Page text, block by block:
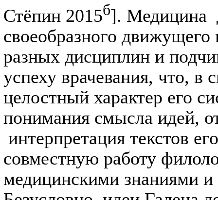
Стёпин 2015б]. Медицина
своеобразного
разных дисциплин и
успеху врачевания, что, в
целостный характер его
понимания смысла идей,
интерпретация текстов
совместную работу
медицинскими знаниями